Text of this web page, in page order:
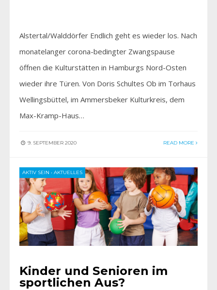
Alstertal/Walddörfer Endlich geht es wieder los. Nach
monatelanger corona-bedingter Zwangspause
öffnen die Kulturstätten in Hamburgs Nord-Osten
wieder ihre Türen. Von Doris Schultes Ob im Torhaus
Wellingsbüttel, im Ammersbeker Kulturkreis, dem
Max-Kramp-Haus…
9. SEPTEMBER 2020 READ MORE
AKTIV SEIN • AKTUELLES
Kinder und Senioren im
sportlichen Aus?